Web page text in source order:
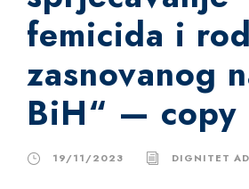
femicida i
zasnovanog
BiH“ — copy
19/11/2023 DIGNITET